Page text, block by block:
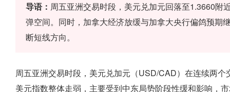
导语： 周五亚洲交易时段，美元兑加元回落至1.3660附
弹空间。同时，加拿大经济放缓与加拿大央行偏鸽预期
断短线方向。
周五亚洲交易时段，美元兑加元（USD/CAD）在连续两
美元指数整体走弱，主要受到中东局势阶段性缓和影响，